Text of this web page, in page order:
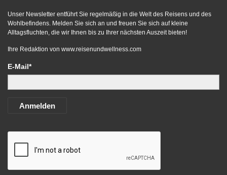
Unser Newsletter entführt Sie regelmäßig in die Welt des Reisens und des
Wohlbefindens. Melden Sie sich an und freuen Sie sich auf kleine
Alltagsfluchten, die wir Ihnen bis zu Ihrer nächsten Auszeit bieten!
Ihre Redaktion von www.reisenundwellness.com
E-Mail*
Anmelden